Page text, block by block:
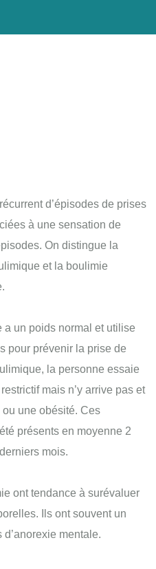
d’épisodes de prises
à une sensation de
On distingue la
et la boulimie
un poids normal et utilise
pour prévenir la prise de
la personne essaie
mais n’y arrive pas et
une obésité. Ces
présents en moyenne 2
mois.
ont tendance à surévaluer
Ils ont souvent un
mentale.